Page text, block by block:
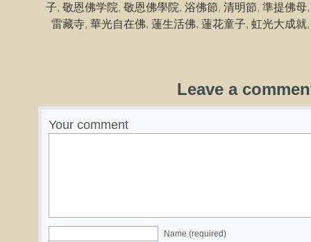
子, 敬恩佛学院, 敬恩佛學院, 浴佛節, 清明節, 準提佛母
雷藏寺, 華光自在佛, 蓮生活佛, 蓮花童子, 虹光大成就
Leave a
Your comment
Name (required)